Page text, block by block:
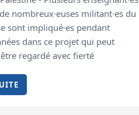
de nombreux·euses militant·es du
sont impliqué·es pendant
dans ce projet qui peut
regardé avec fierté